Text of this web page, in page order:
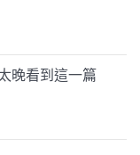
晚看到這一篇